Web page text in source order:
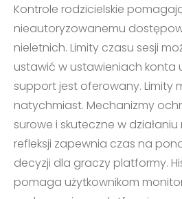
Kontrole rodzicielskie
nieautoryzowanemu
nieletnich. Limity czasu sesji
ustawić w ustawieniach konta
support jest oferowany. Limity
natychmiast. Mechanizmy
surowe i skuteczne w
refleksji zapewnia czas na
decyzji dla graczy platformy.
pomaga użytkownikom